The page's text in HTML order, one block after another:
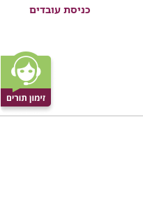
כניסת עובדים